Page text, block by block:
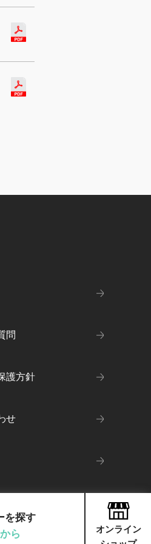
問
護方針
せ
を探す
ら
オンライン